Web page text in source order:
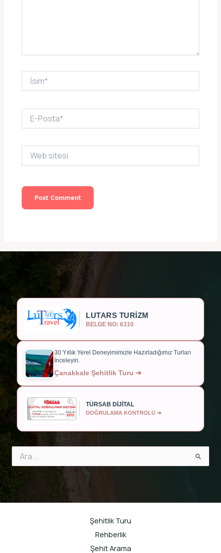
İsim*
Posta*
sitesi
LUTARS TURİZM
BELGE NO: 6310
30 Yıllık Yerel Deneyimimizle Hazırladığımız Turları
İnceleyin.
Çanakkale Şehitlik Turu ➔
TÜRSAB DİJİTAL
DOĞRULAMA KONTROLÜ ➔
for:
Şehitlik Turu
Rehberlik
Şehit Arama